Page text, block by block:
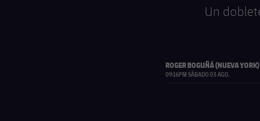
Un
ROGER BOGUÑÁ (NUEVA YORK)
09:16PM SÁBADO 03 AGO.